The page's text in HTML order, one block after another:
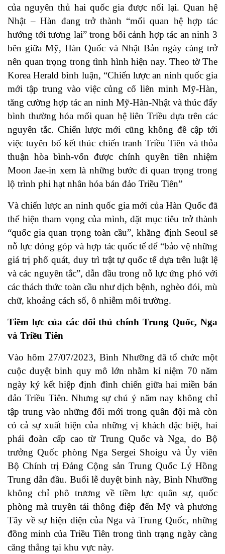
của nguyên thủ hai quốc gia được nối lại. Quan hệ
Nhật – Hàn đang trở thành “mối quan hệ hợp tác
hướng tới tương lai” trong bối cảnh hợp tác an ninh 3
bên giữa Mỹ, Hàn Quốc và Nhật Bản ngày càng trở
nên quan trọng trong tình hình hiện nay. Theo tờ The
Korea Herald bình luận, “Chiến lược an ninh quốc gia
mới tập trung vào việc củng cố liên minh Mỹ-Hàn,
tăng cường hợp tác an ninh Mỹ-Hàn-Nhật và thúc đẩy
bình thường hóa mối quan hệ liên Triều dựa trên các
nguyên tắc. Chiến lược mới cũng không đề cập tới
việc tuyên bố kết thúc chiến tranh Triều Tiên và thỏa
thuận hòa bình-vốn được chính quyền tiền nhiệm
Moon Jae-in xem là những bước đi quan trọng trong
lộ trình phi hạt nhân hóa bán đảo Triều Tiên”
Và chiến lược an ninh quốc gia mới của Hàn Quốc đã
thể hiện tham vọng của mình, đặt mục tiêu trở thành
“quốc gia quan trọng toàn cầu”, khẳng định Seoul sẽ
nỗ lực đóng góp và hợp tác quốc tế để “bảo vệ những
giá trị phổ quát, duy trì trật tự quốc tế dựa trên luật lệ
và các nguyên tắc”, dẫn đầu trong nỗ lực ứng phó với
các thách thức toàn cầu như dịch bệnh, nghèo đói, mù
chữ, khoảng cách số, ô nhiễm môi trường.
Tiềm lực của các đối thủ chính Trung Quốc, Nga
và Triều Tiên
Vào hôm 27/07/2023, Bình Nhưỡng đã tổ chức một
cuộc duyệt binh quy mô lớn nhằm kỉ niệm 70 năm
ngày ký kết hiệp định đình chiến giữa hai miền bán
đảo Triều Tiên. Nhưng sự chú ý năm nay không chỉ
tập trung vào những đổi mới trong quân đội mà còn
có cả sự xuất hiện của những vị khách đặc biệt, hai
phái đoàn cấp cao từ Trung Quốc và Nga, do Bộ
trưởng Quốc phòng Nga Sergei Shoigu và Ủy viên
Bộ Chính trị Đảng Cộng sản Trung Quốc Lý Hồng
Trung dẫn đầu. Buổi lễ duyệt binh này, Bình Nhưỡng
không chỉ phô trương về tiềm lực quân sự, quốc
phòng mà truyền tải thông điệp đến Mỹ và phương
Tây về sự hiện diện của Nga và Trung Quốc, những
đồng minh của Triều Tiên trong tình trạng ngày càng
căng thẳng tại khu vực này.